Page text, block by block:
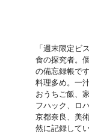
「週末限定ビ
食の探究者。
の備忘録帳です
料理多め。一
おうちご飯、
フハック、ロ
京都奈良、美
然に記録して